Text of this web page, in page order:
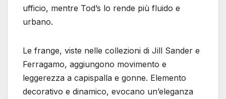
ufficio, mentre Tod’s lo rende più fluido e
urbano.
Le frange, viste nelle collezioni di Jill Sander e
Ferragamo, aggiungono movimento e
leggerezza a capispalla e gonne. Elemento
decorativo e dinamico, evocano un’eleganza